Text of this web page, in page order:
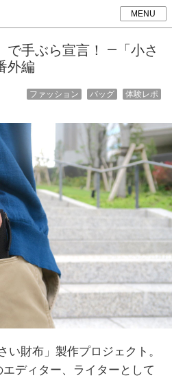
MENU
で手ぶら宣言！ ―「小さ
外編
体験レポ
バッグ
ファッション
い財布」製作プロジェクト。
ディター、ライターとして